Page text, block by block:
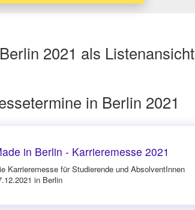
2021 als Listenansicht
in Berlin 2021
in Berlin - Karrieremesse 2021
Karrieremesse für Studierende und AbsolventInnen
in Berlin